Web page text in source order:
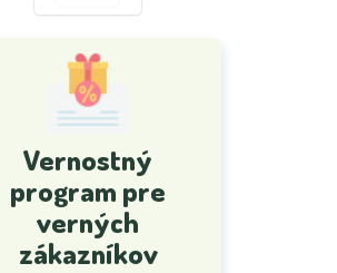
Vernostný
program pre
verných
zákazníkov